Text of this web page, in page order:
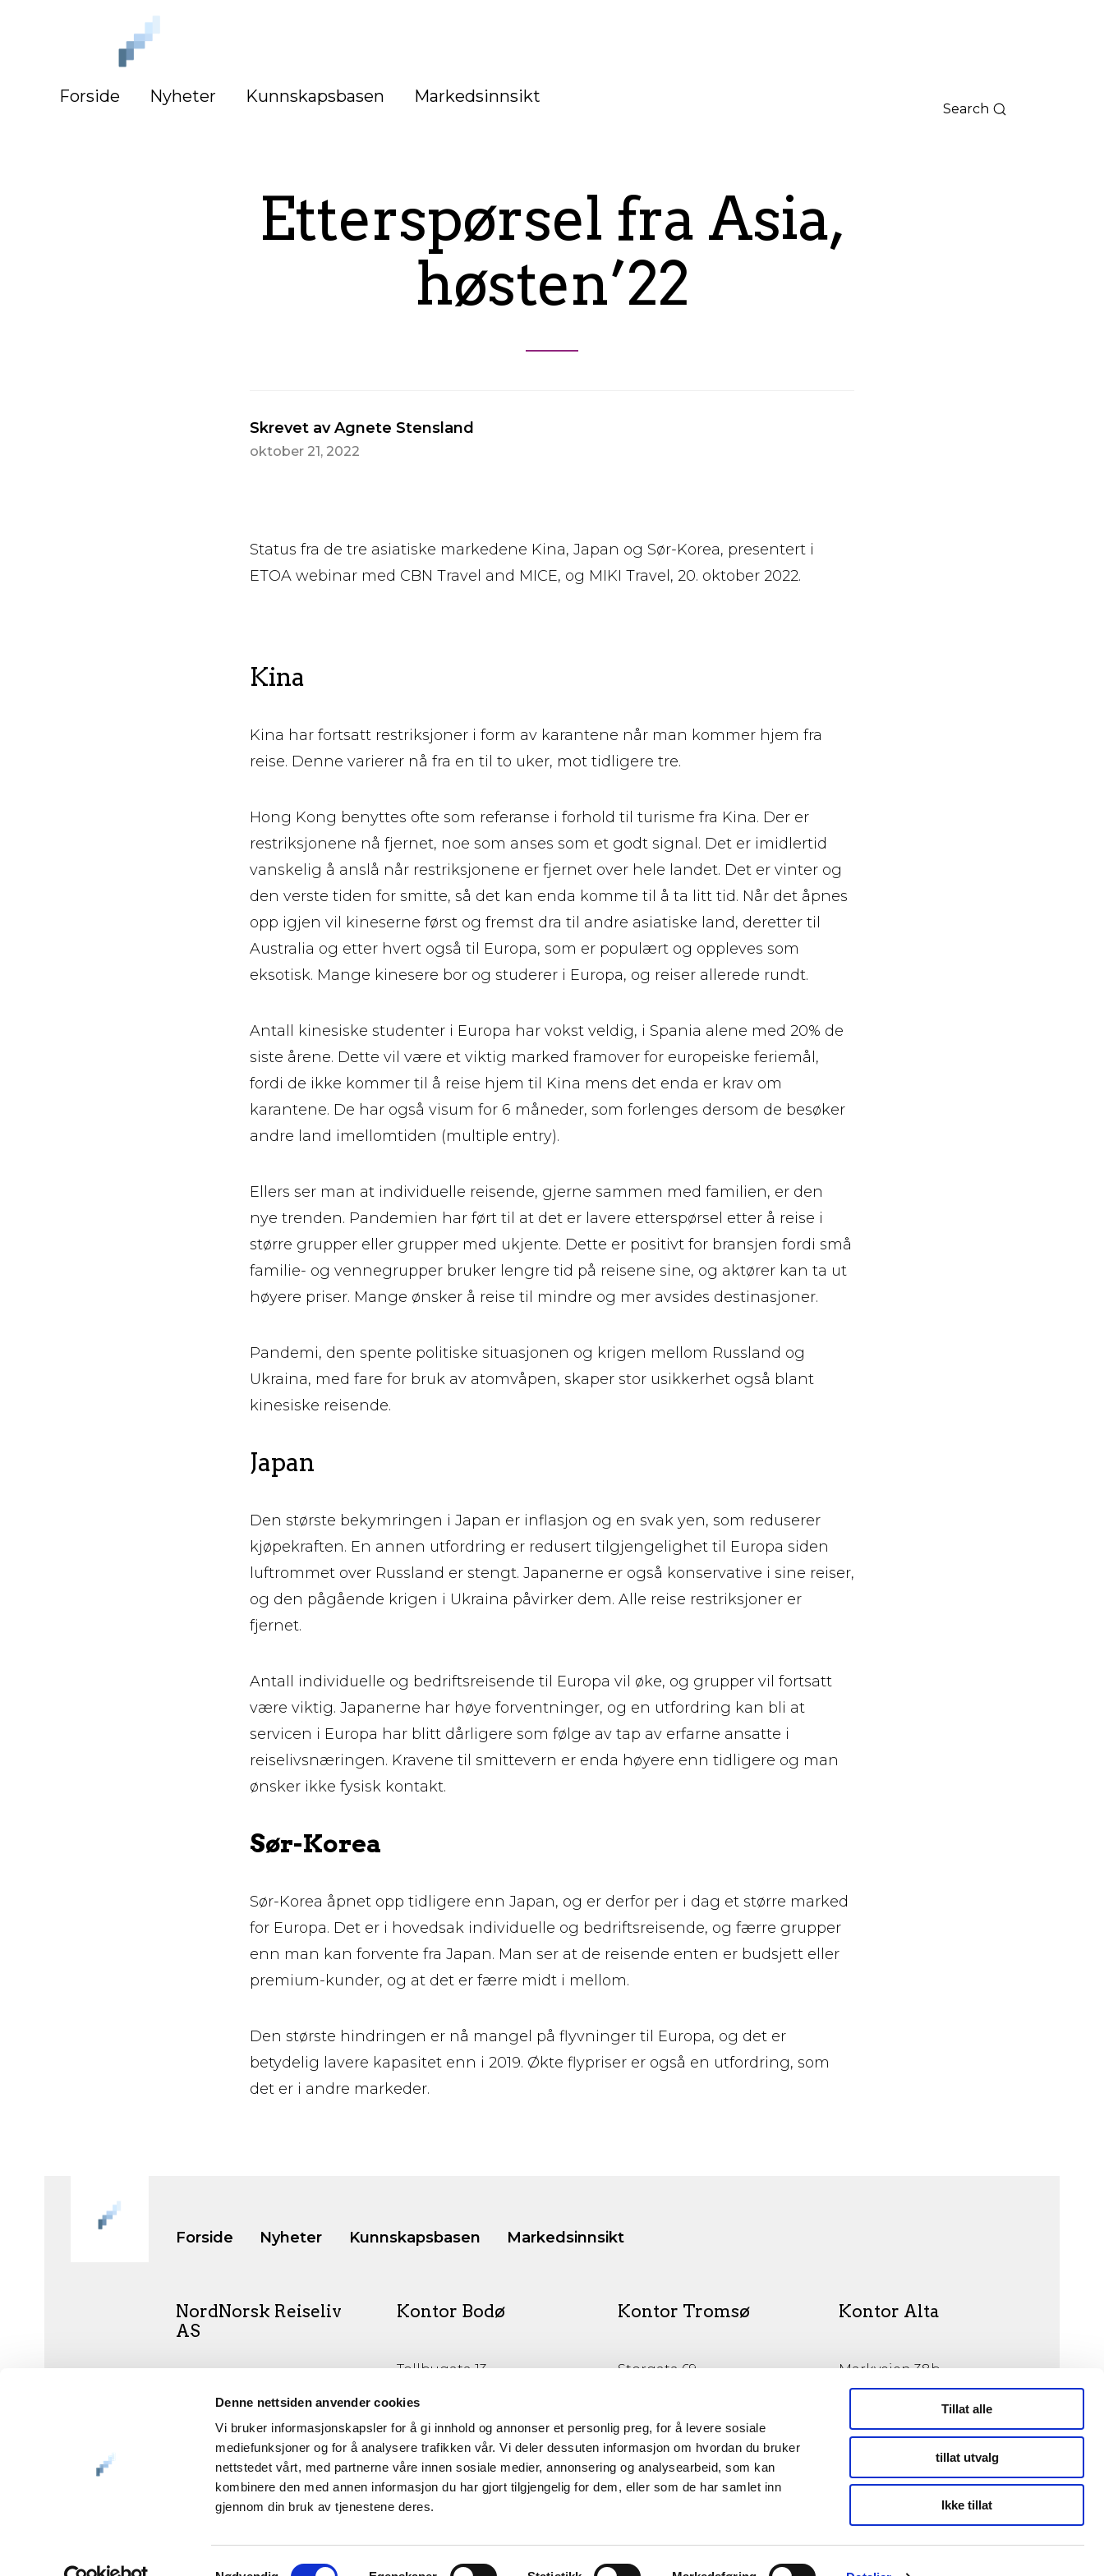
Denne nettsiden anvender cookies
Vi bruker informasjonskapsler for å gi innhold og annonser et personlig preg, for å levere sosiale
mediefunksjoner og for å analysere trafikken vår. Vi deler dessuten informasjon om hvordan du bruker
nettstedet vårt, med partnerne våre innen sosiale medier, annonsering og analysearbeid, som kan
kombinere den med annen informasjon du har gjort tilgjengelig for dem, eller som de har samlet inn
gjennom din bruk av tjenestene deres.
Samtykkevalg
Tillat alle
tillat utvalg
Ikke tillat
Nord
Norge
Forside Nyheter Kunnskapsbasen Markedsinnsikt
Search
Etterspørsel fra Asia,
høsten’22
Skrevet av Agnete Stensland
oktober 21, 2022
Status fra de tre asiatiske markedene Kina, Japan og Sør-Korea, presentert i
ETOA webinar med CBN Travel and MICE, og MIKI Travel, 20. oktober 2022.
Kina
Kina har fortsatt restriksjoner i form av karantene når man kommer hjem fra
reise. Denne varierer nå fra en til to uker, mot tidligere tre.
Hong Kong benyttes ofte som referanse i forhold til turisme fra Kina. Der er
restriksjonene nå fjernet, noe som anses som et godt signal. Det er imidlertid
vanskelig å anslå når restriksjonene er fjernet over hele landet. Det er vinter og
den verste tiden for smitte, så det kan enda komme til å ta litt tid. Når det åpnes
opp igjen vil kineserne først og fremst dra til andre asiatiske land, deretter til
Australia og etter hvert også til Europa, som er populært og oppleves som
eksotisk. Mange kinesere bor og studerer i Europa, og reiser allerede rundt.
Antall kinesiske studenter i Europa har vokst veldig, i Spania alene med 20% de
siste årene. Dette vil være et viktig marked framover for europeiske feriemål,
fordi de ikke kommer til å reise hjem til Kina mens det enda er krav om
karantene. De har også visum for 6 måneder, som forlenges dersom de besøker
andre land imellomtiden (multiple entry).
Ellers ser man at individuelle reisende, gjerne sammen med familien, er den
nye trenden. Pandemien har ført til at det er lavere etterspørsel etter å reise i
større grupper eller grupper med ukjente. Dette er positivt for bransjen fordi små
familie- og vennegrupper bruker lengre tid på reisene sine, og aktører kan ta ut
høyere priser. Mange ønsker å reise til mindre og mer avsides destinasjoner.
Pandemi, den spente politiske situasjonen og krigen mellom Russland og
Ukraina, med fare for bruk av atomvåpen, skaper stor usikkerhet også blant
kinesiske reisende.
Japan
Den største bekymringen i Japan er inflasjon og en svak yen, som reduserer
kjøpekraften. En annen utfordring er redusert tilgjengelighet til Europa siden
luftrommet over Russland er stengt. Japanerne er også konservative i sine reiser,
og den pågående krigen i Ukraina påvirker dem. Alle reise restriksjoner er
fjernet.
Antall individuelle og bedriftsreisende til Europa vil øke, og grupper vil fortsatt
være viktig. Japanerne har høye forventninger, og en utfordring kan bli at
servicen i Europa har blitt dårligere som følge av tap av erfarne ansatte i
reiselivsnæringen. Kravene til smittevern er enda høyere enn tidligere og man
ønsker ikke fysisk kontakt.
Sør-Korea
Sør-Korea åpnet opp tidligere enn Japan, og er derfor per i dag et større marked
for Europa. Det er i hovedsak individuelle og bedriftsreisende, og færre grupper
enn man kan forvente fra Japan. Man ser at de reisende enten er budsjett eller
premium-kunder, og at det er færre midt i mellom.
Den største hindringen er nå mangel på flyvninger til Europa, og det er
betydelig lavere kapasitet enn i 2019. Økte flypriser er også en utfordring, som
det er i andre markeder.
Forside Nyheter Kunnskapsbasen Markedsinnsikt
NordNorsk Reiseliv
AS
Kontor Bodø
Tollbugata 13,
Kontor Tromsø
Storgata 69
Kontor Alta
Markveien 38b
9510 Alta
Org.nr. 994 153 862